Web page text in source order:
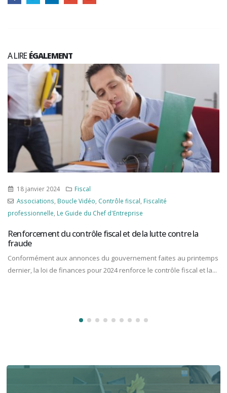
A LIREÉGALEMENT
18 janvier 2024
Fiscal
Associations Boucle Vidéo Contrôle fiscal Fiscalité
professionnelle Le Guide du Chef d'Entreprise
Renforcement du contrôle fiscal et de la lutte contre la
fraude
Conformément aux annonces du gouvernement faites au printemps
dernier, la loi de finances pour 2024 renforce le contrôle fiscal et la...